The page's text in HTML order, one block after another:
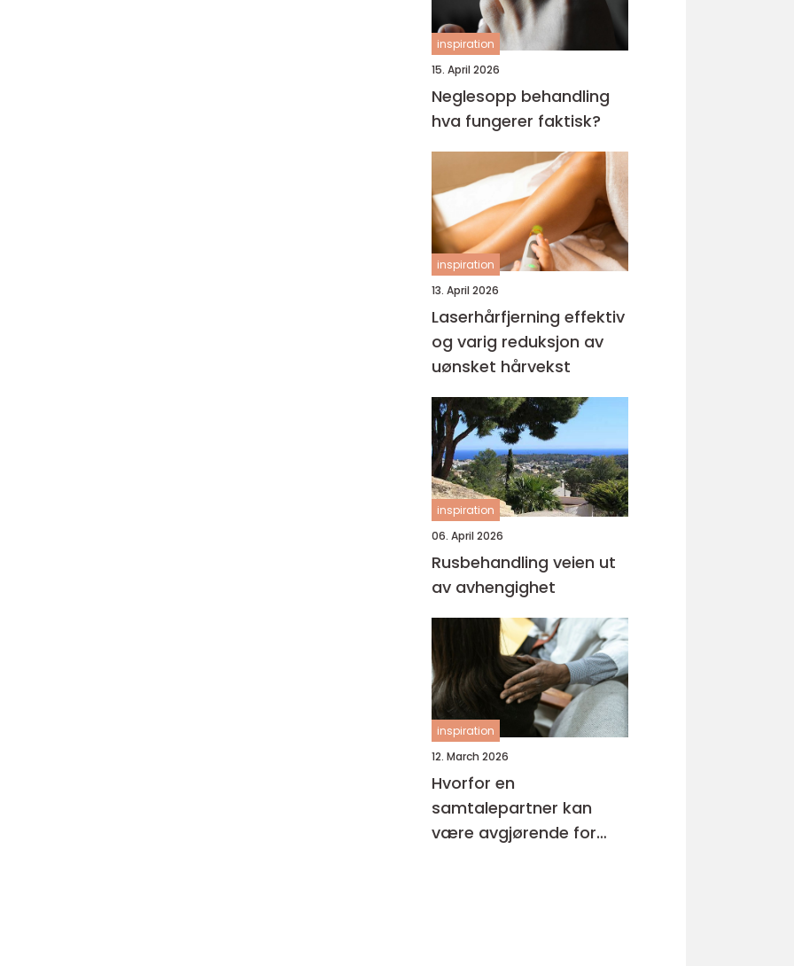
inspiration
15. April 2026
Neglesopp behandling
hva fungerer faktisk?
inspiration
13. April 2026
Laserhårfjerning effektiv
og varig reduksjon av
uønsket hårvekst
inspiration
06. April 2026
Rusbehandling veien ut
av avhengighet
inspiration
12. March 2026
Hvorfor en
samtalepartner kan
være avgjørende for